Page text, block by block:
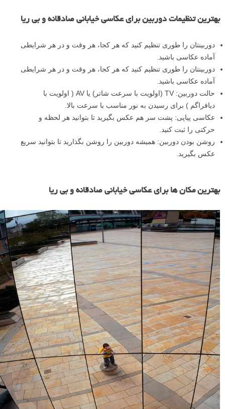
حواستان به عابران پیاده باشد.
برای ترکیب بندی بهتر و عکاسی کاندید بنشینید.
به صورت متوالی عکس بگیرید تا از ثبت لحظه بسته بودن چشم در
هنگام پلک زدن جلوگیری کنید.
همیشه با لنز های با فاصله کانونی بالا عکس نگیرید، از لنزهای واید
هم استفاده کنید.
همیشه یک تکیه گاه محکم می تواند به وضوح بیشتر عکستان کمک
کند.
بهترین تنظیمات دوربین برای عکاسی خیابانی صادقانه و بی ریا
دوربینتان را طوری تنظیم کنید که هر کجا، هر وقت و در هر شرایطی
آماده عکاسی باشید.
دوربینتان را طوری تنظیم کنید که هر کجا، هر وقت و در هر شرایطی
آماده عکاسی باشید.
حالت دوربین: TV (اولویت با سرعت شاتر) یا AV ( اولویت با
دیافراگم ) برای رسیدن به نور مناسب با سرعت بالا.
عکاسی پیاپی: پشت سر هم عکس بگیرید تا بتوانید هر لحظه و
حرکتی را ثبت کنید.
روشن بودن دوربین: همیشه دوربین را روشن بگذارید تا بتوانید سریع
عکس بگیرید.
بهترین مکان ها برای عکاسی خیابانی صادقانه و بی ریا